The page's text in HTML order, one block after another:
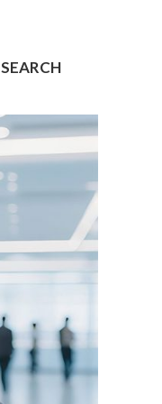
SEARCH